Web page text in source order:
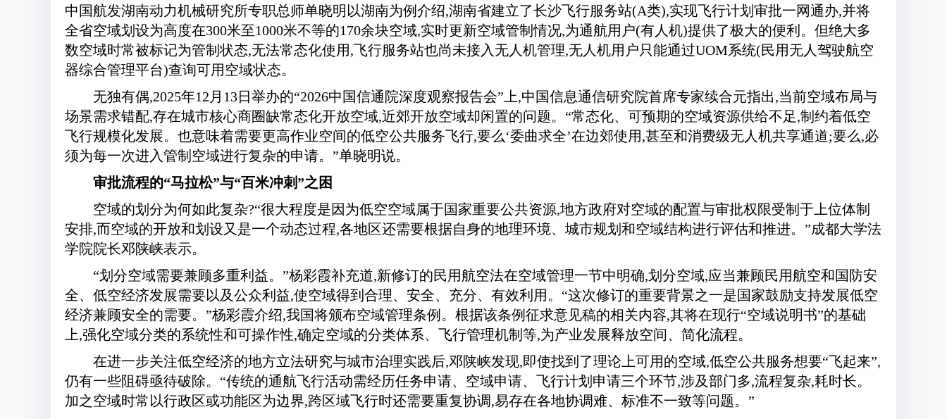
中国航发湖南动力机械研究所专职总师单晓明以湖南为例介绍,湖南省建立了长沙飞行服务站(A类),实现飞行计划审批一网通办,并将
全省空域划设为高度在300米至1000米不等的170余块空域,实时更新空域管制情况,为通航用户(有人机)提供了极大的便利。但绝大多
数空域时常被标记为管制状态,无法常态化使用,飞行服务站也尚未接入无人机管理,无人机用户只能通过UOM系统(民用无人驾驶航空
器综合管理平台)查询可用空域状态。
无独有偶,2025年12月13日举办的“2026中国信通院深度观察报告会”上,中国信息通信研究院首席专家续合元指出,当前空域布局与
场景需求错配,存在城市核心商圈缺常态化开放空域,近郊开放空域却闲置的问题。“常态化、可预期的空域资源供给不足,制约着低空
飞行规模化发展。也意味着需要更高作业空间的低空公共服务飞行,要么‘委曲求全’在边郊使用,甚至和消费级无人机共享通道;要么,必
须为每一次进入管制空域进行复杂的申请。”单晓明说。
审批流程的“马拉松”与“百米冲刺”之困
空域的划分为何如此复杂?“很大程度是因为低空空域属于国家重要公共资源,地方政府对空域的配置与审批权限受制于上位体制
安排,而空域的开放和划设又是一个动态过程,各地区还需要根据自身的地理环境、城市规划和空域结构进行评估和推进。”成都大学法
学院院长邓陕峡表示。
“划分空域需要兼顾多重利益。”杨彩霞补充道,新修订的民用航空法在空域管理一节中明确,划分空域,应当兼顾民用航空和国防安
全、低空经济发展需要以及公众利益,使空域得到合理、安全、充分、有效利用。“这次修订的重要背景之一是国家鼓励支持发展低空
经济兼顾安全的需要。”杨彩霞介绍,我国将颁布空域管理条例。根据该条例征求意见稿的相关内容,其将在现行“空域说明书”的基础
上,强化空域分类的系统性和可操作性,确定空域的分类体系、飞行管理机制等,为产业发展释放空间、简化流程。
在进一步关注低空经济的地方立法研究与城市治理实践后,邓陕峡发现,即使找到了理论上可用的空域,低空公共服务想要“飞起来”,
仍有一些阻碍亟待破除。“传统的通航飞行活动需经历任务申请、空域申请、飞行计划申请三个环节,涉及部门多,流程复杂,耗时长。
加之空域时常以行政区或功能区为边界,跨区域飞行时还需要重复协调,易存在各地协调难、标准不一致等问题。”